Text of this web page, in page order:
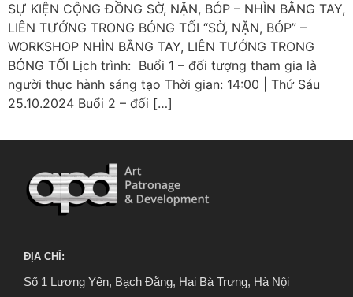
SỰ KIỆN CỘNG ĐỒNG SỜ, NẶN, BÓP – NHÌN BẰNG TAY,
LIÊN TƯỞNG TRONG BÓNG TỐI “SỜ, NẶN, BÓP” –
WORKSHOP NHÌN BẰNG TAY, LIÊN TƯỞNG TRONG
BÓNG TỐI Lịch trình: Buổi 1 – đối tượng tham gia là
người thực hành sáng tạo Thời gian: 14:00 | Thứ Sáu
25.10.2024 Buổi 2 – đối […]
ĐỊA CHỈ:
Số 1 Lương Yên, Bạch Đằng, Hai Bà Trưng, Hà Nội